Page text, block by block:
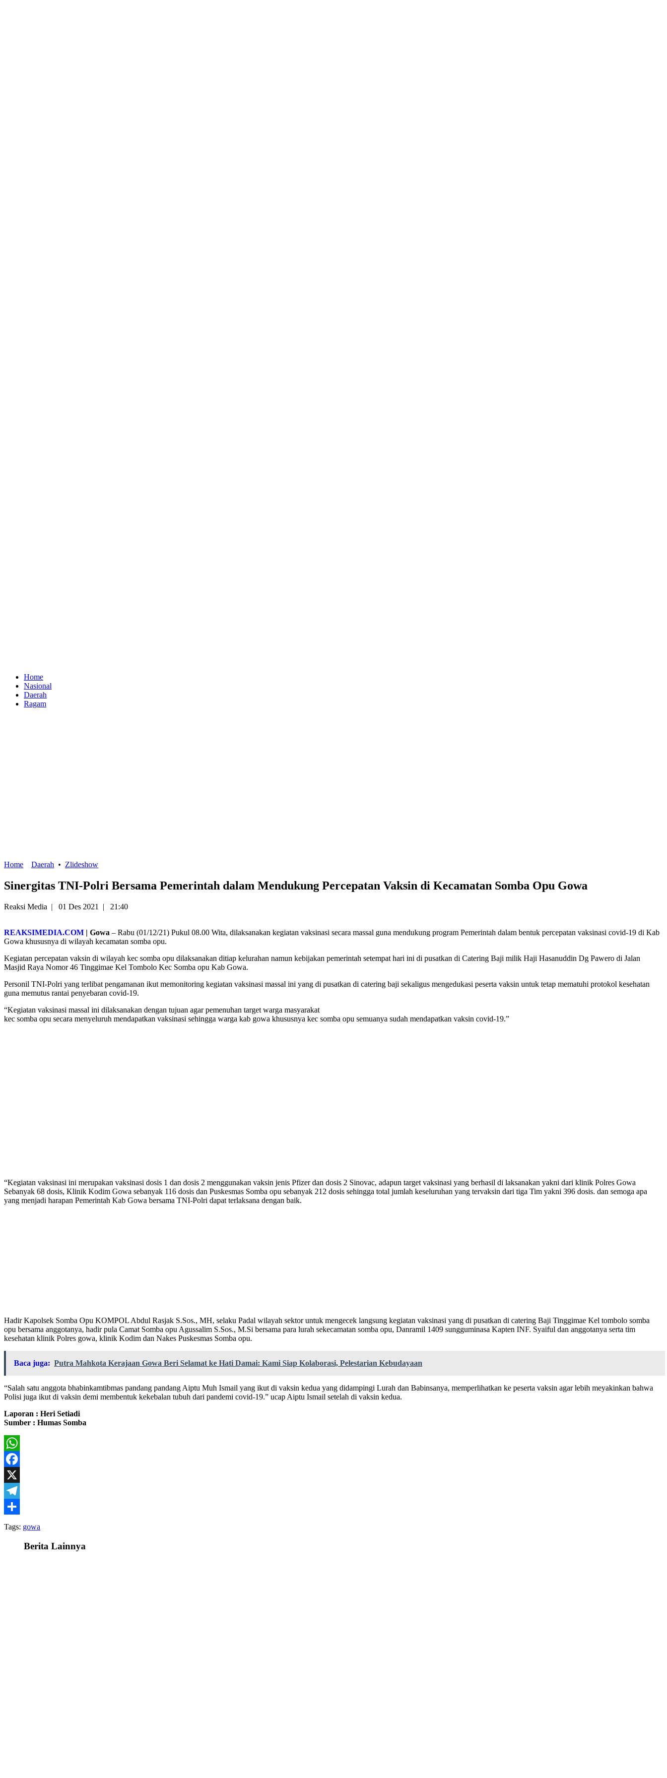
Home
Nasional
Daerah
Ragam
Home Daerah • Zlideshow
Sinergitas TNI-Polri Bersama Pemerintah dalam Mendukung Percepatan Vaksin di Kecamatan Somba Opu Gowa
Reaksi Media | 01 Des 2021 | 21:40
REAKSIMEDIA.COM | Gowa – Rabu (01/12/21) Pukul 08.00 Wita, dilaksanakan kegiatan vaksinasi secara massal guna mendukung program Pemerintah dalam bentuk percepatan vaksinasi covid-19 di Kab
Gowa khususnya di wilayah kecamatan somba opu.
Kegiatan percepatan vaksin di wilayah kec somba opu dilaksanakan ditiap kelurahan namun kebijakan pemerintah setempat hari ini di pusatkan di Catering Baji milik Haji Hasanuddin Dg Pawero di Jalan
Masjid Raya Nomor 46 Tinggimae Kel Tombolo Kec Somba opu Kab Gowa.
Personil TNI-Polri yang terlibat pengamanan ikut memonitoring kegiatan vaksinasi massal ini yang di pusatkan di catering baji sekaligus mengedukasi peserta vaksin untuk tetap mematuhi protokol kesehatan
guna memutus rantai penyebaran covid-19.
“Kegiatan vaksinasi massal ini dilaksanakan dengan tujuan agar pemenuhan target warga masyarakat
kec somba opu secara menyeluruh mendapatkan vaksinasi sehingga warga kab gowa khususnya kec somba opu semuanya sudah mendapatkan vaksin covid-19.”
“Kegiatan vaksinasi ini merupakan vaksinasi dosis 1 dan dosis 2 menggunakan vaksin jenis Pfizer dan dosis 2 Sinovac, adapun target vaksinasi yang berhasil di laksanakan yakni dari klinik Polres Gowa
Sebanyak 68 dosis, Klinik Kodim Gowa sebanyak 116 dosis dan Puskesmas Somba opu sebanyak 212 dosis sehingga total jumlah keseluruhan yang tervaksin dari tiga Tim yakni 396 dosis. dan semoga apa
yang menjadi harapan Pemerintah Kab Gowa bersama TNI-Polri dapat terlaksana dengan baik.
Hadir Kapolsek Somba Opu KOMPOL Abdul Rasjak S.Sos., MH, selaku Padal wilayah sektor untuk mengecek langsung kegiatan vaksinasi yang di pusatkan di catering Baji Tinggimae Kel tombolo somba
opu bersama anggotanya, hadir pula Camat Somba opu Agussalim S.Sos., M.Si bersama para lurah sekecamatan somba opu, Danramil 1409 sungguminasa Kapten INF. Syaiful dan anggotanya serta tim
kesehatan klinik Polres gowa, klinik Kodim dan Nakes Puskesmas Somba opu.
Baca juga: Putra Mahkota Kerajaan Gowa Beri Selamat ke Hati Damai: Kami Siap Kolaborasi, Pelestarian Kebudayaan
“Salah satu anggota bhabinkamtibmas pandang pandang Aiptu Muh Ismail yang ikut di vaksin kedua yang didampingi Lurah dan Babinsanya, memperlihatkan ke peserta vaksin agar lebih meyakinkan bahwa
Polisi juga ikut di vaksin demi membentuk kekebalan tubuh dari pandemi covid-19.” ucap Aiptu Ismail setelah di vaksin kedua.
Laporan : Heri Setiadi
Sumber : Humas Somba
WhatsApp
Facebook
X
Telegram
Share
Tags: gowa
Berita Lainnya